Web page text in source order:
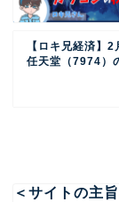
【ロキ兄経済】
任天堂（7974）
＜サイトの主旨